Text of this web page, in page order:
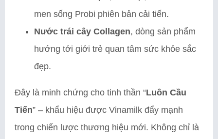
men sống Probi phiên bản cải tiến.
Nước trái cây Collagen, dòng sản phẩm
hướng tới giới trẻ quan tâm sức khỏe sắc
đẹp.
Đây là minh chứng cho tinh thần “Luôn Cầu
Tiến” – khẩu hiệu được Vinamilk đẩy mạnh
trong chiến lược thương hiệu mới. Không chỉ là